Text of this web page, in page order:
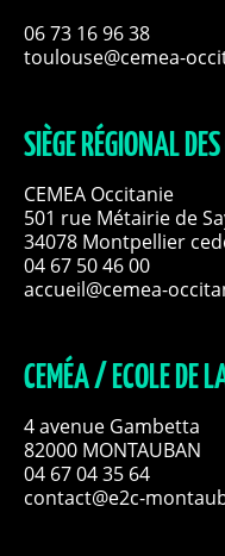
06 73 16 96 38
toulouse@cemea-
SIÈGE RÉGIONAL
CEMEA Occitanie
501 rue Métairie de
34078 Montpellier
04 67 50 46 00
accueil@cemea-
CEMÉA / ECOLE DE
4 avenue Gambetta
82000 MONTAUBAN
04 67 04 35 64
contact@e2c-